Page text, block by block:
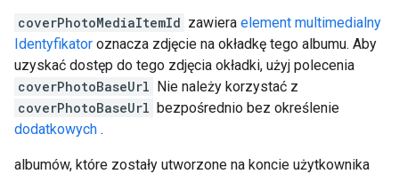
coverPhotoMediaItemId zawiera element multimedialny
Identyfikator oznacza zdjęcie na okładkę tego albumu. Aby
uzyskać dostęp do tego zdjęcia okładki, użyj polecenia
coverPhotoBaseUrl Nie należy korzystać z
coverPhotoBaseUrl bezpośrednio bez określenie
dodatkowych .
albumów, które zostały utworzone na koncie użytkownika